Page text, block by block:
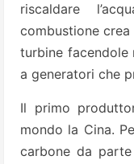
riscaldare
combustione
turbine facendole
a generatori che
Il primo
mondo la Cina.
carbone da